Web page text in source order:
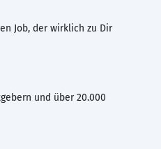
Job, der wirklich zu Dir
und über 20.000